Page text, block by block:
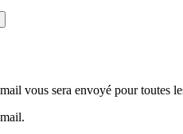
vous sera envoyé pour toutes